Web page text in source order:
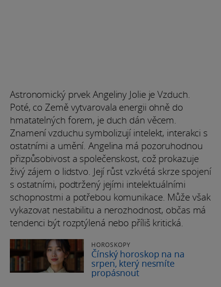
Astronomický prvek Angeliny Jolie je Vzduch.
Poté, co Země vytvarovala energii ohně do
hmatatelných forem, je duch dán věcem.
Znamení vzduchu symbolizují intelekt, interakci s
ostatními a umění. Angelina má pozoruhodnou
přizpůsobivost a společenskost, což prokazuje
živý zájem o lidstvo. Její růst vzkvétá skrze spojení
s ostatními, podtržený jejími intelektuálními
schopnostmi a potřebou komunikace. Může však
vykazovat nestabilitu a nerozhodnost, občas má
tendenci být rozptýlená nebo příliš kritická.
HOROSKOPY
Čínský horoskop na na
srpen, který nesmíte
propásnout